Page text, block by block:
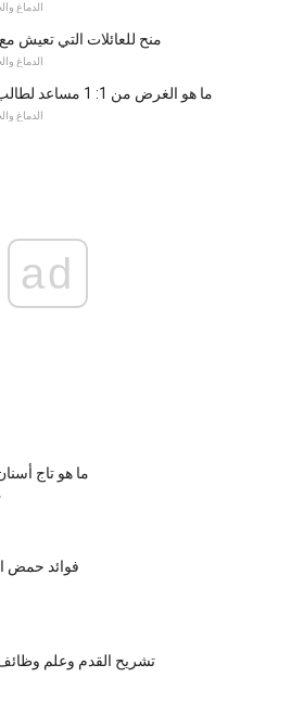
الدماغ
8 منح للعائلات التي تعيش
الدماغ
ما هو الغرض من 1: 1 مساعد لطالب التوحد؟
الدماغ
ad
ما هو تاج
فوائد حمض
تشريح القدم وعلم